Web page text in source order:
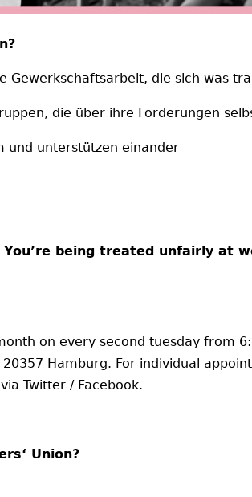
Gewerkschaftsarbeit, die sich was
die über ihre Forderungen
und unterstützen einander
being treated unfairly at
on every second tuesday from
Hamburg. For individual
Twitter / Facebook.
Union?